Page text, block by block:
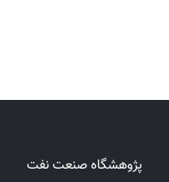
پژوهشگاه صنعت نفت